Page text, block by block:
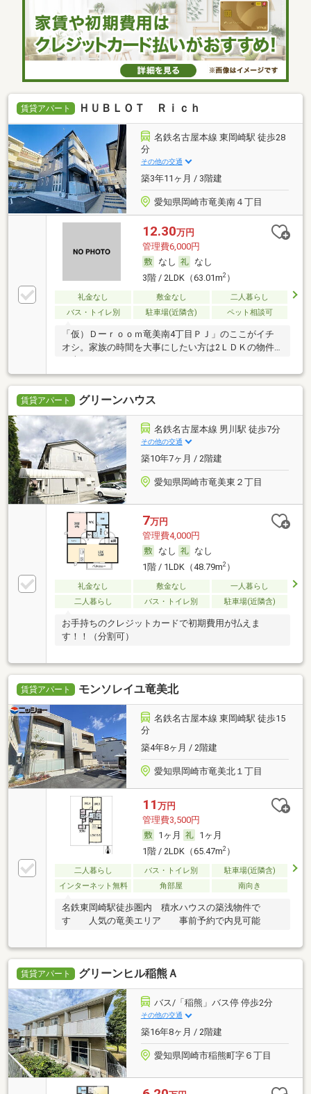
賃貸アパート ＨＵＢＬＯＴ Ｒｉｃｈ
名鉄名古屋本線 東岡崎駅 徒歩28
分
その他の交通
築3年11ヶ月 / 3階建
愛知県岡崎市竜美南４丁目
12.30万円
管理費6,000円
なし
なし
3階 / 2LDK（63.01m2）
礼金なし 敷金なし
二人暮らし
バス・トイレ別
駐車場(近隣含) ペット相談可
「仮）Ｄーｒｏｏｍ竜美南4丁目ＰＪ」のここがイチ
オシ。家族の時間を大事にしたい方は2ＬＤＫの物件
賃貸アパート グリーンハウス
名鉄名古屋本線 男川駅 徒歩7分
その他の交通
築10年7ヶ月 / 2階建
愛知県岡崎市竜美東２丁目
7万円
管理費4,000円
なし
なし
1階 / 1LDK（48.79m2）
礼金なし 敷金なし
一人暮らし
二人暮らし
バス・トイレ別 駐車場(近隣含)
お手持ちのクレジットカードで初期費用が払えま
す！！（分割可）
賃貸アパート モンソレイユ竜美北
名鉄名古屋本線 東岡崎駅 徒歩15
分
築4年8ヶ月 / 2階建
愛知県岡崎市竜美北１丁目
11 万円
管理費3,500円
1ヶ月
1ヶ月
1階 / 2LDK（65.47m2）
二人暮らし バス・トイレ別
駐車場(近隣含)
インターネット無料
角部屋 南向き
名鉄東岡崎駅徒歩圏内 積水ハウスの築浅物件で
す 人気の竜美エリア 事前予約で内見可能
賃貸アパート グリーンヒル稲熊Ａ
バス/「稲熊」バス停 停歩2分
その他の交通
築16年8ヶ月 / 2階建
愛知県岡崎市稲熊町字６丁目